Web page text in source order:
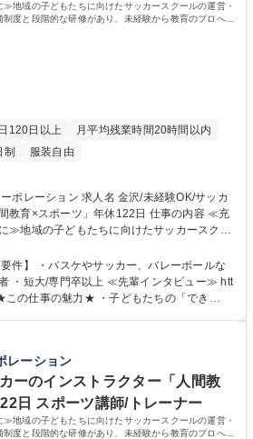
地域の子どもたちに向けたサッカースクールの運営・
度と段階的な研修があり、未経験から教育のプロへ成
120日以上
月平均残業時間20時間以内
制 服装自由
名 金沢/未経験OK/サッカ
ポーツ」年休122日 仕事の内容 ≪充
≫地域の子どもたちに向けたサッカースクー
す。明確な評価制度と段階的な研修があり、
指導：幼児から小学生
３０名へ指導（1回約60分程度） ■教室運
布を通じた会員獲得 ■イベント企画：（毎年
ター「人間教育×スポーツ」年休122日
件】 ・バスケやサッカー、バレーボールな
以上 ≪先輩インタビュー≫ htt
の仕事の魅力★ ・子どもたちの「でき
通自動車
レーション
ーのインストラクター「人間教
日 スポーツ講師/トレーナー
地域の子どもたちに向けたサッカースクールの運営・
度と段階的な研修があり、未経験から教育のプロへ成